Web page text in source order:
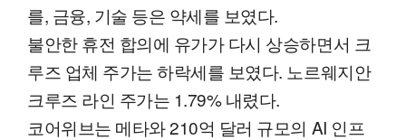
를, 금융, 기술 등은 약세를 보였다.
불안한 휴전 합의에 유가가 다시 상승하면서 크
루즈 업체 주가는 하락세를 보였다. 노르웨지안
크루즈 라인 주가는 1.79% 내렸다.
코어위브는 메타와 210억 달러 규모의 AI 인프